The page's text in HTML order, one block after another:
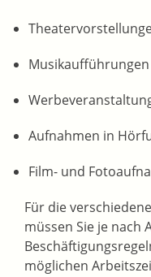
Musikaufführungen
Aufnahmen in
Film- und
Für die
müssen Sie je nach
möglichen